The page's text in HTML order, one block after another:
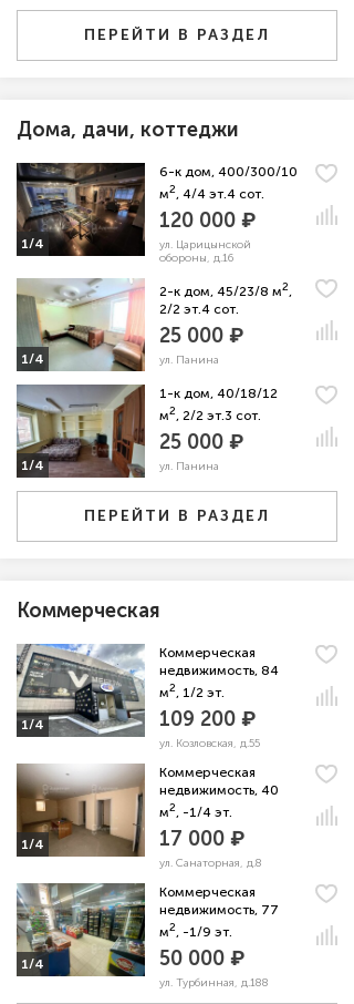
ПЕРЕЙТИ В РАЗДЕЛ
Дома, дачи, коттеджи
1/4
6-к дом, 400/300/10
м2, 4/4 эт.4 сот.
120 000 ₽
ул. Царицынской
обороны, д.16
1/4
2-к дом, 45/23/8 м2,
2/2 эт.4 сот.
25 000 ₽
ул. Панина
1/4
1-к дом, 40/18/12
м2, 2/2 эт.3 сот.
25 000 ₽
ул. Панина
ПЕРЕЙТИ В РАЗДЕЛ
Коммерческая
1/4
Коммерческая
недвижимость, 84
м2, 1/2 эт.
109 200 ₽
ул. Козловская, д.55
1/4
Коммерческая
недвижимость, 40
м2, -1/4 эт.
17 000 ₽
ул. Санаторная, д.8
1/4
Коммерческая
недвижимость, 77
м2, -1/9 эт.
50 000 ₽
ул. Турбинная, д.188